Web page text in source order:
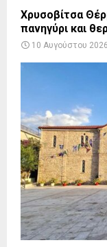
Χρυσοβίτσα
πανηγύρι και
10 Αυγούστου 2026